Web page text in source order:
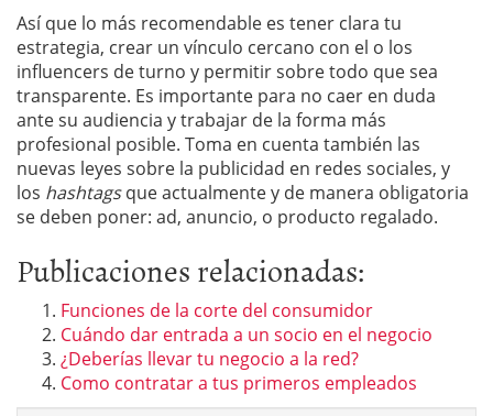
Así que lo más recomendable es tener clara tu
estrategia, crear un vínculo cercano con el o los
influencers de turno y permitir sobre todo que sea
transparente. Es importante para no caer en duda
ante su audiencia y trabajar de la forma más
profesional posible. Toma en cuenta también las
nuevas leyes sobre la publicidad en redes sociales, y
los hashtagsque actualmente y de manera obligatoria
se deben poner: ad, anuncio, o producto regalado.
Publicaciones relacionadas:
Funciones de la corte del consumidor
Cuándo dar entrada a un socio en el negocio
¿Deberías llevar tu negocio a la red?
Como contratar a tus primeros empleados